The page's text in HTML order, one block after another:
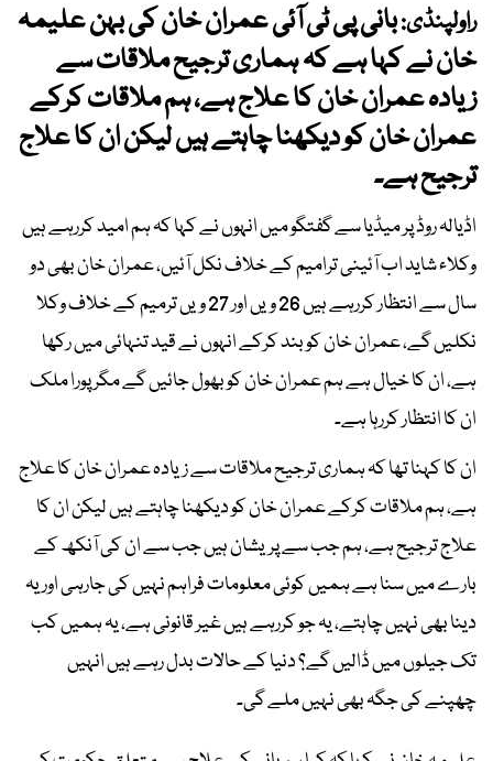
راولپنڈی:بانی پی ٹی آئی عمران خان کی بہن علیمہ
خان نے کہا ہے کہ ہماری ترجیح ملاقات سے
زیادہ عمران خان کا علاج ہے، ہم ملاقات کرکے
عمران خان کو دیکھنا چاہتے ہیں لیکن ان کا علاج
ترجیح ہے۔
اڈیالہ روڈ پر میڈیا سے گفتگو میں انہوں نے کہا کہ ہم امید کررہے ہیں
وکلاء شاید اب آئینی ترامیم کے خلاف نکل آئیں، عمران خان بھی دو
سال سے انتظار کررہے ہیں 26 ویں اور 27 ویں ترمیم کے خلاف وکلا
نکلیں گے، عمران خان کو بند کرکے انہوں نے قید تنہائی میں رکھا
ہے، ان کا خیال ہے ہم عمران خان کو بھول جائیں گے مگر پورا ملک
ان کا انتظار کررہا ہے۔
ان کا کہنا تھا کہ ہماری ترجیح ملاقات سے زیادہ عمران خان کا علاج
ہے، ہم ملاقات کرکے عمران خان کو دیکھنا چاہتے ہیں لیکن ان کا
علاج ترجیح ہے، ہم جب سے پریشان ہیں جب سے ان کی آنکھ کے
بارے میں سنا ہے ہمیں کوئی معلومات فراہم نہیں کی جارہی اور یہ
دینا بھی نہیں چاہتے، یہ جو کررہے ہیں غیر قانونی ہے، یہ ہمیں کب
تک جیلوں میں ڈالیں گے؟ دنیا کے حالات بدل رہے ہیں انہیں
چھپنے کی جگہ بھی نہیں ملے گی۔